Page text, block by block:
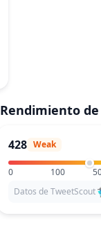
Rendimiento de
428 Weak
0 100
Datos de TweetScout